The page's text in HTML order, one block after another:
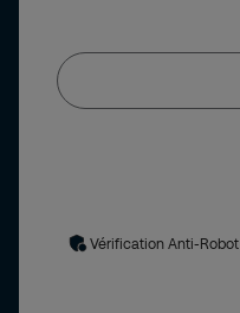
Vérification Anti-Robot